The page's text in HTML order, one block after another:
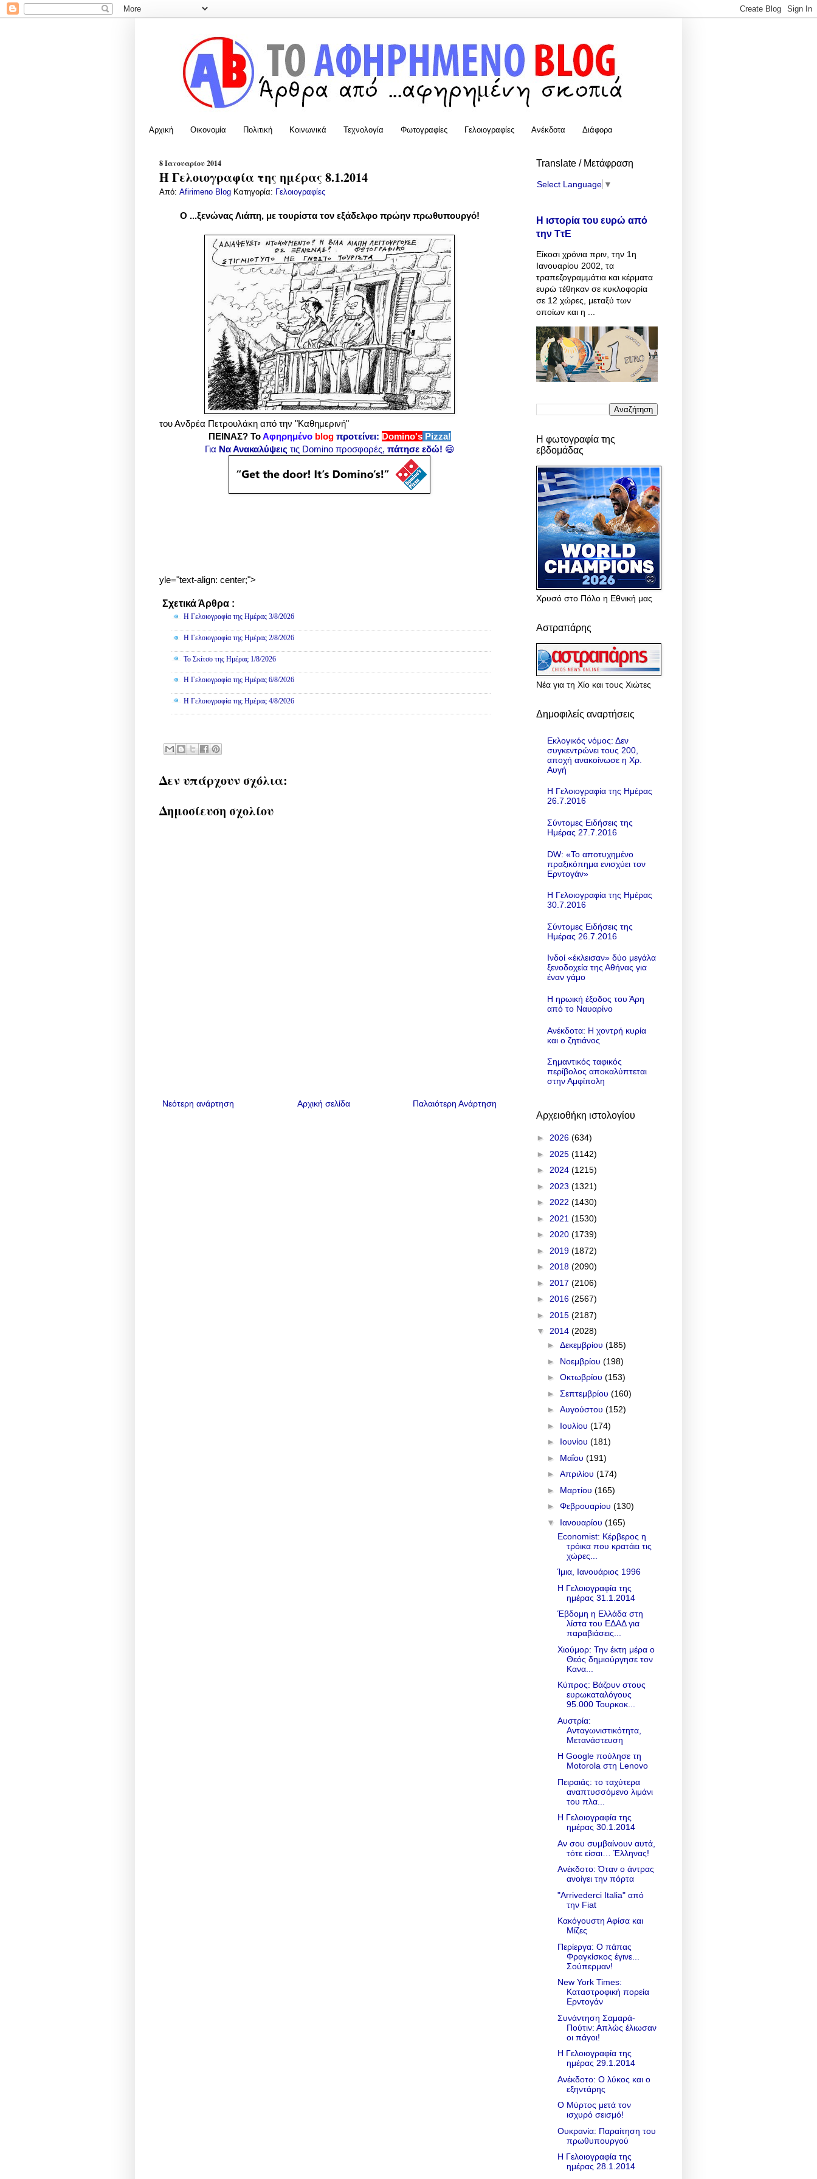
Αρχική Οικονομία Πολιτική Κοινωνικά Τεχνολογία Φωτογραφίες Γελοιογραφίες Ανέκδοτα Διάφορα
8 Ιανουαρίου 2014
Η Γελοιογραφία της ημέρας 8.1.2014
Από: Afirimeno Blog Κατηγορία: Γελοιογραφίες
Ο ...ξενώνας Λιάπη, με τουρίστα τον εξάδελφο πρώην πρωθυπουργό!
του Ανδρέα Πετρουλάκη από την "Καθημερινή"
ΠΕΙΝΑΣ? ΤοΑφηρημένο blog προτείνει: Domino'sPizza!
Για Να Ανακαλύψεις τις Domino προσφορές, πάτησε εδώ! 😄
yle="text-align: center;">
Σχετικά Άρθρα :
Η Γελοιογραφία της Ημέρας 3/8/2026
Η Γελοιογραφία της Ημέρας 2/8/2026
Το Σκίτσο της Ημέρας 1/8/2026
Η Γελοιογραφία της Ημέρας 6/8/2026
Η Γελοιογραφία της Ημέρας 4/8/2026
Δεν υπάρχουν σχόλια:
Δημοσίευση σχολίου
Νεότερη ανάρτηση Παλαιότερη Ανάρτηση
Αρχική σελίδα
Translate / Μετάφραση
Select Language ▼
Η ιστορία του ευρώ από
την ΤτΕ
Είκοσι χρόνια πριν, την 1η
Ιανουαρίου 2002, τα
τραπεζογραμμάτια και κέρματα
ευρώ τέθηκαν σε κυκλοφορία
σε 12 χώρες, μεταξύ των
οποίων και η ...
Η φωτογραφία της
εβδομάδας
Χρυσό στο Πόλο η Εθνική μας
Αστραπάρης
Νέα για τη Χίο και τους Χιώτες
Δημοφιλείς αναρτήσεις
Εκλογικός νόμος: Δεν
συγκεντρώνει τους 200,
αποχή ανακοίνωσε η Χρ.
Αυγή
Η Γελοιογραφία της Ημέρας
26.7.2016
Σύντομες Ειδήσεις της
Ημέρας 27.7.2016
DW: «To αποτυχημένο
πραξικόπημα ενισχύει τον
Ερντογάν»
Η Γελοιογραφία της Ημέρας
30.7.2016
Σύντομες Ειδήσεις της
Ημέρας 26.7.2016
Ινδοί «έκλεισαν» δύο μεγάλα
ξενοδοχεία της Αθήνας για
έναν γάμο
Η ηρωική έξοδος του Άρη
από το Ναυαρίνο
Ανέκδοτα: Η χοντρή κυρία
και ο ζητιάνος
Σημαντικός ταφικός
περίβολος αποκαλύπτεται
στην Αμφίπολη
Αρχειοθήκη ιστολογίου
► 2026 (634)
► 2025 (1142)
► 2024 (1215)
► 2023 (1321)
► 2022 (1430)
► 2021 (1530)
► 2020 (1739)
► 2019 (1872)
► 2018 (2090)
► 2017 (2106)
► 2016 (2567)
► 2015 (2187)
▼ 2014 (2028)
► Δεκεμβρίου (185)
► Νοεμβρίου (198)
► Οκτωβρίου (153)
► Σεπτεμβρίου (160)
► Αυγούστου (152)
► Ιουλίου (174)
► Ιουνίου (181)
► Μαΐου (191)
► Απριλίου (174)
► Μαρτίου (165)
► Φεβρουαρίου (130)
▼ Ιανουαρίου (165)
Economist: Κέρβερος η
τρόικα που κρατάει τις
χώρες...
Ίμια, Ιανουάριος 1996
Η Γελοιογραφία της
ημέρας 31.1.2014
Έβδομη η Ελλάδα στη
λίστα του ΕΔΑΔ για
παραβιάσεις...
Χιούμορ: Την έκτη μέρα ο
Θεός δημιούργησε τον
Κανα...
Κύπρος: Βάζουν στους
ευρωκαταλόγους
95.000 Τουρκοκ...
Αυστρία:
Ανταγωνιστικότητα,
Μετανάστευση
Η Google πούλησε τη
Motorola στη Lenovo
Πειραιάς: το ταχύτερα
αναπτυσσόμενο λιμάνι
του πλα...
Η Γελοιογραφία της
ημέρας 30.1.2014
Αν σου συμβαίνουν αυτά,
τότε είσαι… Έλληνας!
Ανέκδοτο: Όταν ο άντρας
ανοίγει την πόρτα
"Arrivederci Italia" από
την Fiat
Κακόγουστη Αφίσα και
Μίζες
Περίεργα: Ο πάπας
Φραγκίσκος έγινε...
Σούπερμαν!
New York Times:
Καταστροφική πορεία
Ερντογάν
Συνάντηση Σαμαρά-
Πούτιν: Απλώς έλιωσαν
οι πάγοι!
Η Γελοιογραφία της
ημέρας 29.1.2014
Ανέκδοτο: Ο λύκος και ο
εξηντάρης
Ο Μύρτος μετά τον
ισχυρό σεισμό!
Ουκρανία: Παραίτηση του
πρωθυπουργού
Η Γελοιογραφία της
ημέρας 28.1.2014